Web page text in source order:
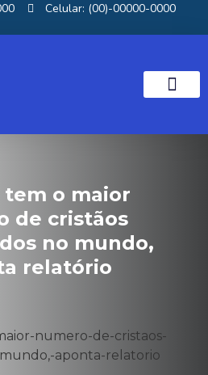
Celular: (00)-00000-0000
tem o maior
de cristãos
no mundo,
relatório